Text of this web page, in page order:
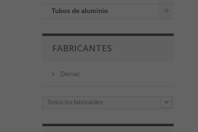
Tubos de aluminio
FABRICANTES
Demac
Todos los fabricantes